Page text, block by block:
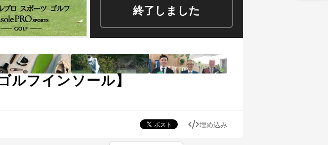
終了しました
ルフインソール】
埋め込み